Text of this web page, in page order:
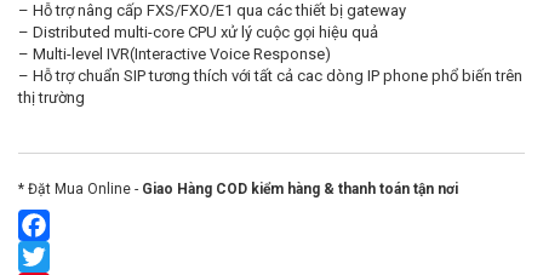
– Hỗ trợ nâng cấp FXS/FXO/E1 qua các thiết bị gateway
– Distributed multi-core CPU xử lý cuộc gọi hiệu quả
– Multi-level IVR(Interactive Voice Response)
– Hỗ trợ chuẩn SIP tương thích với tất cả cac dòng IP phone phổ biến trên
thị trường
* Đặt Mua Online - Giao Hàng COD kiểm hàng & thanh toán tận nơi
Facebook